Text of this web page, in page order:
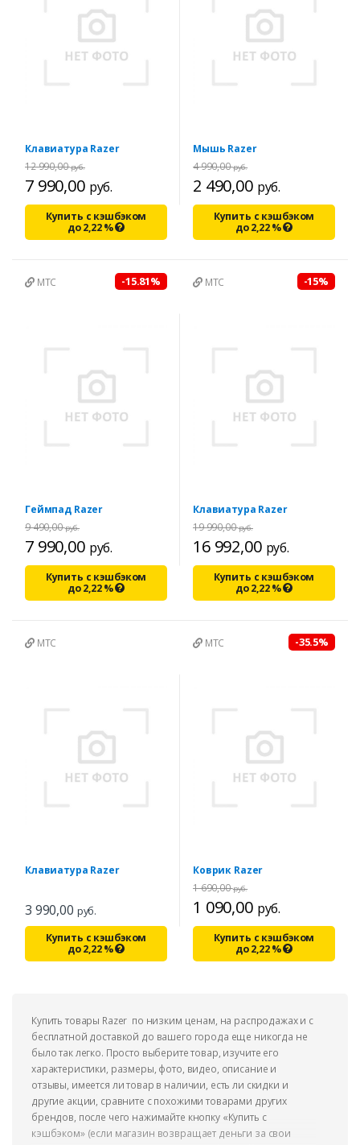
Клавиатура Razer
7 990,00 руб.
12 990,00руб.
Купить с кэшбэком
до2,22%
Мышь Razer
2 490,00 руб.
4 990,00руб.
Купить с кэшбэком
до2,22%
МТС -15.81%
Геймпад Razer
7 990,00 руб.
9 490,00руб.
Купить с кэшбэком
до2,22%
МТС -15%
Клавиатура Razer
16 992,00 руб.
19 990,00руб.
Купить с кэшбэком
до2,22%
МТС
Клавиатура Razer
3 990,00 руб.
Купить с кэшбэком
до2,22%
МТС -35.5%
Коврик Razer
1 090,00 руб.
1 690,00руб.
Купить с кэшбэком
до2,22%
Купить товары Razer по низким ценам, на распродажах и с
бесплатной доставкой до вашего города еще никогда не
было так легко. Просто выберите товар, изучите его
характеристики, размеры, фото, видео, описание и
отзывы, имеется ли товар в наличии, есть ли скидки и
другие акции, сравните с похожими товарами других
брендов, после чего нажимайте кнопку «Купить с
кэшбэком» (если магазин возвращает деньги за свои